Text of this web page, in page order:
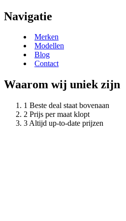
Navigatie
Merken
Modellen
Blog
Contact
Waarom wij uniek zijn
Beste deal staat bovenaan
Prijs per maat klopt
Altijd up-to-date prijzen